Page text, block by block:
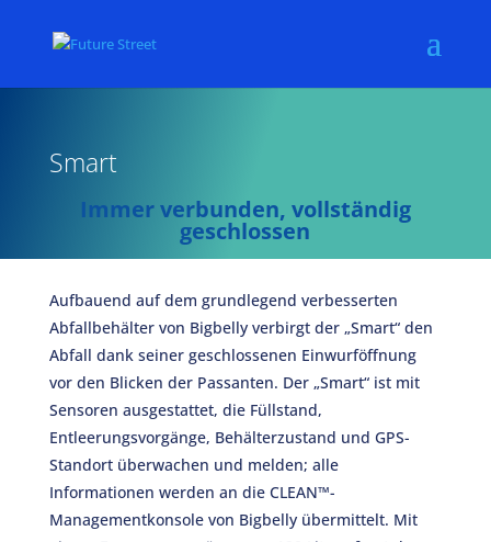
Smart
Immer verbunden, vollständig
geschlossen
Aufbauend auf dem grundlegend verbesserten
Abfallbehälter von Bigbelly verbirgt der „Smart“ den
Abfall dank seiner geschlossenen Einwurföffnung
vor den Blicken der Passanten. Der „Smart“ ist mit
Sensoren ausgestattet, die Füllstand,
Entleerungsvorgänge, Behälterzustand und GPS-
Standort überwachen und melden; alle
Informationen werden an die CLEAN™-
Managementkonsole von Bigbelly übermittelt. Mit